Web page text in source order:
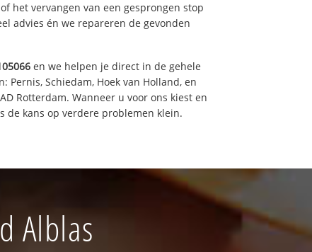
het vervangen van een gesprongen stop
advies én we repareren de gevonden
en we helpen je direct in de gehele
Pernis, Schiedam, Hoek van Holland, en
Rotterdam. Wanneer u voor ons kiest en
de kans op verdere problemen klein.
Alblas